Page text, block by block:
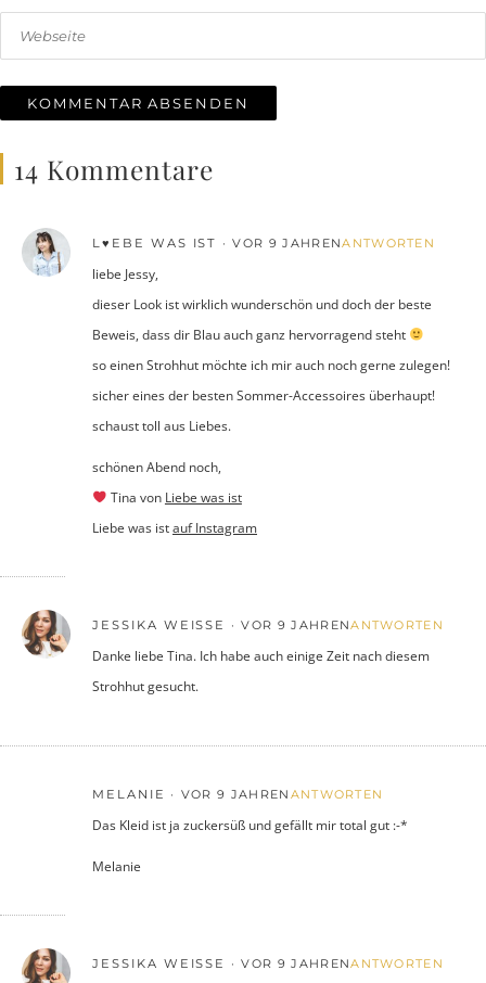
14 Kommentare
L♥EBE WAS IST VOR 9 JAHRENANTWORTEN
liebe Jessy,
dieser Look ist wirklich wunderschön und doch der beste
Beweis, dass dir Blau auch ganz hervorragend steht
so einen Strohhut möchte ich mir auch noch gerne zulegen!
sicher eines der besten Sommer-Accessoires überhaupt!
schaust toll aus Liebes.
schönen Abend noch,
Tina von Liebe was ist
Liebe was istauf Instagram
JESSIKA WEISSE VOR 9 JAHRENANTWORTEN
Danke liebe Tina. Ich habe auch einige Zeit nach diesem
Strohhut gesucht.
MELANIE VOR 9 JAHREN ANTWORTEN
Das Kleid ist ja zuckersüß und gefällt mir total gut :-*
Melanie
JESSIKA WEISSE VOR 9 JAHRENANTWORTEN